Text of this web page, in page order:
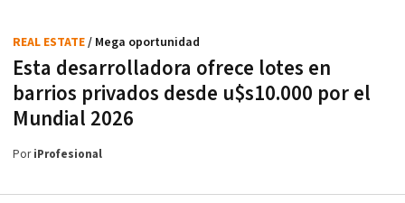
Esta desarrolladora ofrece lotes en
barrios privados desde u$s10.000 por el
Mundial 2026
REAL ESTATE/ Mega oportunidad
PoriProfesional